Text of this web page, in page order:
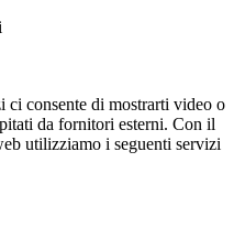
ci consente di mostrarti video o
da fornitori esterni. Con il
utilizziamo i seguenti servizi